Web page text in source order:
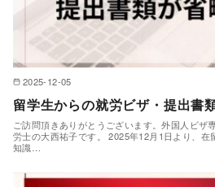
2025-12-05
留学生からの就労ビザ・提出書
ご訪問頂きありがとうございます。外国人ビザ
労士の大西祐子です。 2025年12月1日より、在
知識…